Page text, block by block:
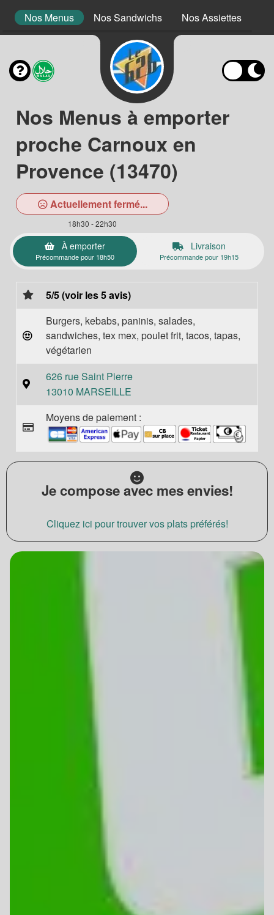
Nos Menus Nos Sandwichs Nos Assiettes
Nos Menus à emporter
proche Carnoux en
Provence (13470)
Actuellement fermé...
18h30 - 22h30
À emporter
Précommande pour 18h50
Livraison
Précommande pour 19h15
5/5 (voir les 5 avis)
Burgers, kebabs, paninis, salades,
sandwiches, tex mex, poulet frit, tacos, tapas,
végétarien
626 rue Saint Pierre
13010 MARSEILLE
Moyens de paiement :
Je compose avec mes envies!
Cliquez ici pour trouver vos plats préférés!